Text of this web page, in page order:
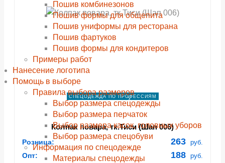
Пошив комбинезонов
Пошив формы для общепита
Пошив униформы для ресторана
Пошив фартуков
Пошив формы для кондитеров
Примеры работ
Нанесение логотипа
Помощь в выборе
Правила выбора размеров
Выбор размера спецодежды
Выбор размера перчаток
Выбор размера касок, головных уборов
Выбор размера спецобуви
Информация по спецодежде
Материалы спецодежды
СПЕЦОДЕЖДА ПО ПРОФЕССИЯМ
Колпак повара, тк.Тиси (Шап 006)
Розница: 263 руб.
Опт: 188 руб.